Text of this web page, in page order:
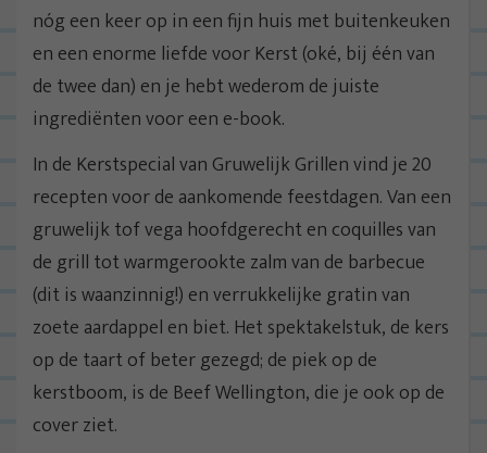
nóg een keer op in een fijn huis met buitenkeuken
en een enorme liefde voor Kerst (oké, bij één van
de twee dan) en je hebt wederom de juiste
ingrediënten voor een e-book.
In de Kerstspecial van Gruwelijk Grillen vind je 20
recepten voor de aankomende feestdagen. Van een
gruwelijk tof vega hoofdgerecht en coquilles van
de grill tot warmgerookte zalm van de barbecue
(dit is waanzinnig!) en verrukkelijke gratin van
zoete aardappel en biet. Het spektakelstuk, de kers
op de taart of beter gezegd; de piek op de
kerstboom, is de Beef Wellington, die je ook op de
cover ziet.